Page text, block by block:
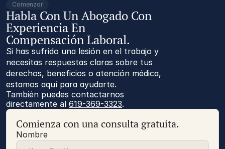
Comenzar
Habla Con Un Abogado Con
Experiencia En
Compensación Laboral.
Si has sufrido una lesión en el trabajo y
necesitas respuestas claras sobre tus
derechos, beneficios o atención médica,
estamos aquí para ayudarte.
También puedes contactarnos
directamente al 619-369-3323.
Comienza con una consulta gratuita.
Nombre